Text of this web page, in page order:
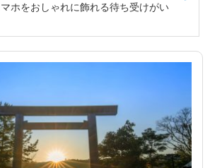
ホをおしゃれに飾れる待ち受けがい